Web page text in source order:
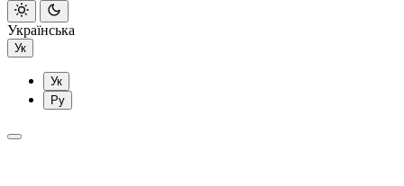
Українська
Ук
Ук
Ру